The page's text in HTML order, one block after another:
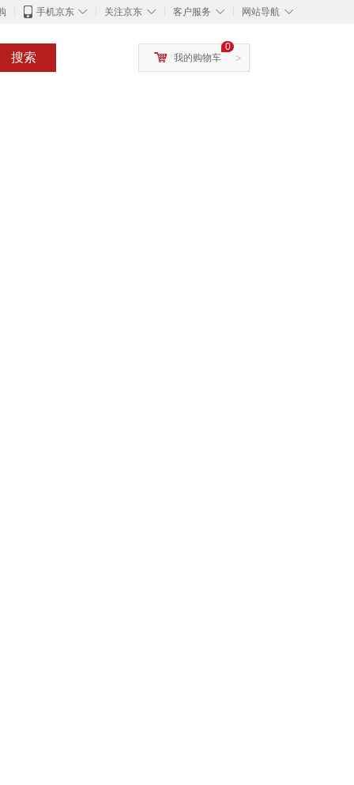
◇
手机京东 ◇
关注京东 ◇
客户服务 ◇
网站导航
搜索 >
0
我的购物车